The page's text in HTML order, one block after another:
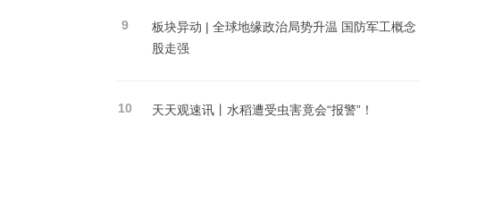
9
板块异动 | 全球地缘政治局势升温 国防军工概念
股走强
10 天天观速讯丨水稻遭受虫害竟会“报警”！